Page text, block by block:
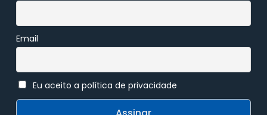
Email
Eu aceito a política de privacidade